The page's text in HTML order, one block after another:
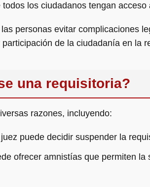
los ciudadanos tengan
personas evitar complicaciones
de la ciudadanía en la
una requisitoria?
razones, incluyendo:
puede decidir suspender la
ofrecer amnistías que permiten